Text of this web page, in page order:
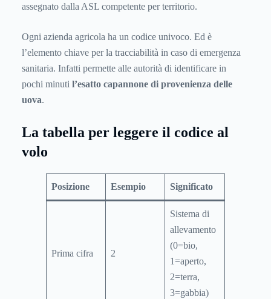
assegnato dalla ASL competente per territorio.
Ogni azienda agricola ha un codice univoco. Ed è
l’elemento chiave per la tracciabilità in caso di emergenza
sanitaria. Infatti permette alle autorità di identificare in
pochi minuti l’esatto capannone di provenienza delle
uova.
La tabella per leggere il codice al
volo
Posizione Esempio Significato
Prima cifra 2
Sistema di
allevamento
(0=bio,
1=aperto,
2=terra,
3=gabbia)